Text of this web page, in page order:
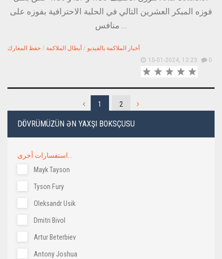
فوزه المبكر العشرين التالي في الحلبة الاحترافية بفوزه على
أخبار الملاكمة بالفيديو / أبطال الملاكمة / حفظ المعارك
15-01-2024, 12:23
0
1 2
DÖVRÜMÜZÜN ƏN YAXŞI BOKSÇUSU
استفسارات أخرى...
Mayk Tayson
Tyson Fury
Oleksandr Usik
Dmitri Bivol
Artur Beterbiev
Antony Joshua